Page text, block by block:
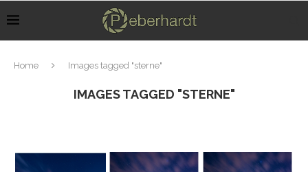
Home Images tagged "sterne"
IMAGES TAGGED "STERNE"